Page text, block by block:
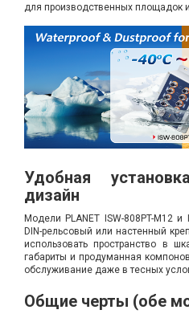
для производственных площадок
Удобная
дизайн
Модели PLANET ISW-808PT-M12
DIN-рельсовый или настенный
использовать пространство в
габариты и продуманная
обслуживание даже в тесных
Общие черты (обе